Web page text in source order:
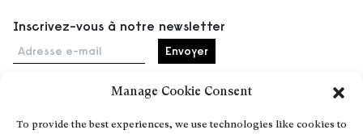
Manage Cookie Consent
To provide the best experiences, we use technologies like cookies to
Inscrivez-vous à notre newsletter
Adresse e-mail
Accueil